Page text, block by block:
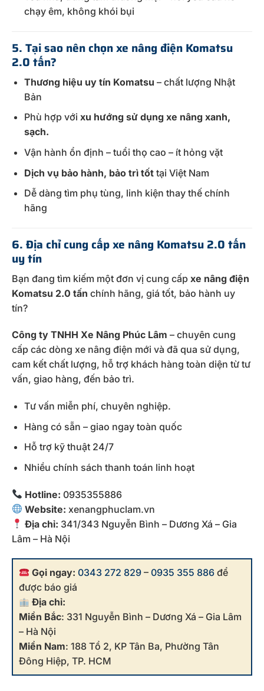
chạy êm, không khói bụi
5. Tại sao nên chọn xe nâng điện Komatsu
2.0 tấn?
Thương hiệu uy tín Komatsu – chất lượng Nhật
Bản
Phù hợp với xu hướng sử dụng xe nâng xanh,
sạch.
Vận hành ổn định – tuổi thọ cao – ít hỏng vặt
Dịch vụ bảo hành, bảo trì tốttại Việt Nam
Dễ dàng tìm phụ tùng, linh kiện thay thế chính
hãng
6. Địa chỉ cung cấp xe nâng Komatsu 2.0 tấn
uy tín
Bạn đang tìm kiếm một đơn vị cung cấp xe nâng điện
Komatsu 2.0 tấn chính hãng, giá tốt, bảo hành uy
tín?
Công ty TNHH Xe Nâng Phúc Lâm – chuyên cung
cấp các dòng xe nâng điện mới và đã qua sử dụng,
cam kết chất lượng, hỗ trợ khách hàng toàn diện từ tư
vấn, giao hàng, đến bảo trì.
Tư vấn miễn phí, chuyên nghiệp.
Hàng có sẵn – giao ngay toàn quốc
Hỗ trợ kỹ thuật 24/7
Nhiều chính sách thanh toán linh hoạt
Hotline: 0935355886
Website: xenangphuclam.vn
Địa chỉ: 341/343 Nguyễn Bình – Dương Xá – Gia
Lâm – Hà Nội
Gọi ngay: 0343 272 829 –0935 355 886 để
được báo giá
Địa chỉ:
Miền Bắc: 331 Nguyễn Bình – Dương Xá – Gia Lâm
– Hà Nội
Miền Nam: 188 Tổ 2, KP Tân Ba, Phường Tân
Đông Hiệp, TP. HCM